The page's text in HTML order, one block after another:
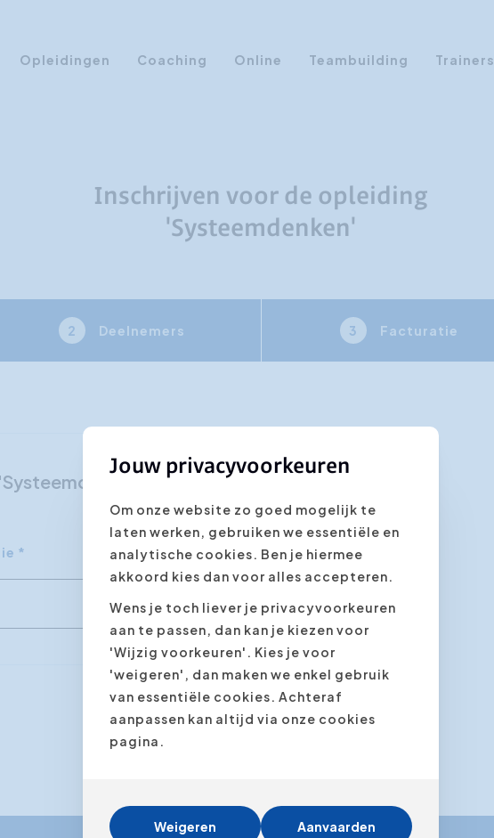
Opleidingen
Sales Training
Leiderschap Training
Assertiviteit cursus
Timemanagement
Persoonlijkheidsprofielen
Klantgerichtheid
Social Media Training
Coaching Online Teambuilding Trainers
Inschrijven voor de opleiding
'Systeemdenken'
2 Deelnemers 3 Facturatie
*
Volgende stap
Jouw privacyvoorkeuren
Om onze website zo goed mogelijk te
laten werken, gebruiken we essentiële en
analytische cookies. Ben je hiermee
akkoord kies dan voor alles accepteren.
Wens je toch liever je privacyvoorkeuren
aan te passen, dan kan je kiezen voor
'Wijzig voorkeuren'. Kies je voor
'weigeren', dan maken we enkel gebruik
van essentiële cookies. Achteraf
aanpassen kan altijd via onze cookies
pagina.
Weigeren Aanvaarden